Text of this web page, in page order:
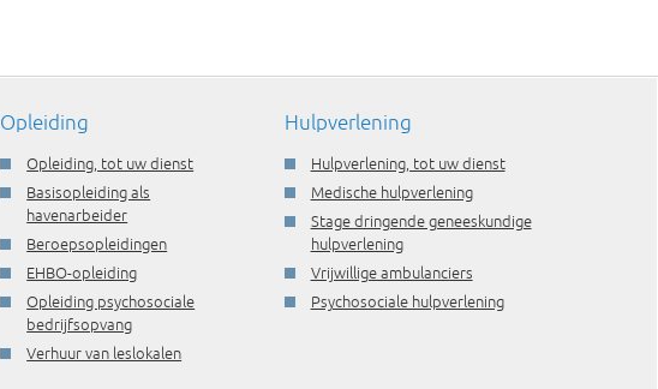
Opleiding
Opleiding, tot uw dienst
Basisopleiding als
havenarbeider
Beroepsopleidingen
EHBO-opleiding
Opleiding psychosociale
bedrijfsopvang
Verhuur van leslokalen
Hulpverlening
Hulpverlening, tot uw dienst
Medische hulpverlening
Stage dringende geneeskundige
hulpverlening
Vrijwillige ambulanciers
Psychosociale hulpverlening